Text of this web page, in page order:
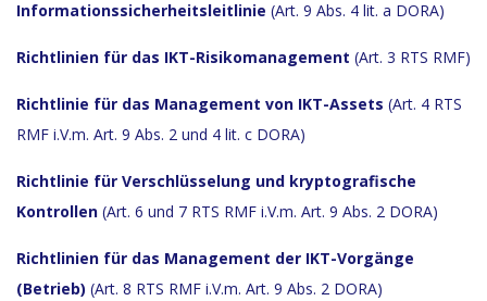
Informationssicherheitsleitlinie (Art. 9 Abs. 4 lit. a DORA)
Richtlinien für das IKT-Risikomanagement (Art. 3 RTS RMF)
Richtlinie für das Management von IKT-Assets (Art. 4 RTS
RMF i.V.m. Art. 9 Abs. 2 und 4 lit. c DORA)
Richtlinie für Verschlüsselung und kryptografische
Kontrollen (Art. 6 und 7 RTS RMF i.V.m. Art. 9 Abs. 2 DORA)
Richtlinien für das Management der IKT-Vorgänge
(Betrieb) (Art. 8 RTS RMF i.V.m. Art. 9 Abs. 2 DORA)